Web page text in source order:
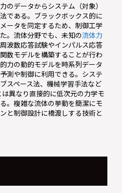
のデータからシステム（対象）
である。ブラックボックス的に
ータを同定するため、制御工学
。流体分野でも、未知の流体力
波数応答試験やインパルス応答
数モデルを構築することが行わ
的力の動的モデルを時系列データ
予測や制御に利用できる。システ
スペース法、機械学習手法など
異なり直接的に低次元の力学モ
。複雑な流体の挙動を簡潔にモ
と制御設計に橋渡しする技術と